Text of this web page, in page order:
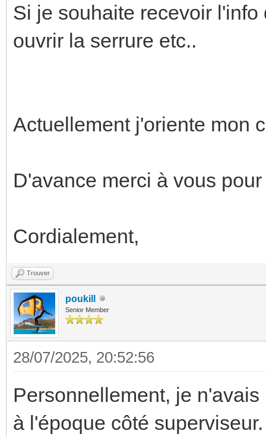
Si je souhaite recevoir
ouvrir la serrure etc..
Actuellement j'oriente mon
D'avance merci à vous
Cordialement,
Trouver
poukill
Senior Member
28/07/2025, 20:52:56
Personnellement, je
à l'époque côté superviseur.